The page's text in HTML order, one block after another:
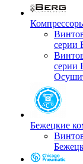
серии
серии
Бежецкие